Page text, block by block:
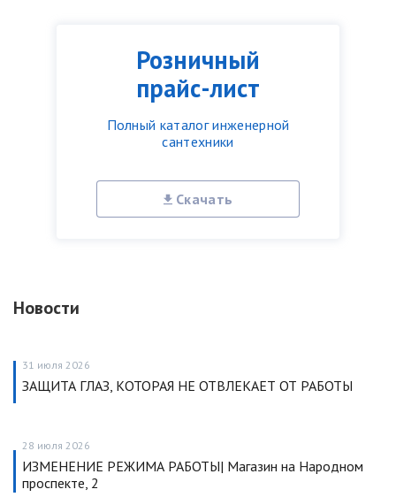
Розничный
прайс-лист
Полный каталог инженерной
сантехники
Скачать
Новости
31 июля 2026
ЗАЩИТА ГЛАЗ, КОТОРАЯ НЕ ОТВЛЕКАЕТ ОТ РАБОТЫ
28 июля 2026
ИЗМЕНЕНИЕ РЕЖИМА РАБОТЫ| Магазин на Народном
проспекте, 2